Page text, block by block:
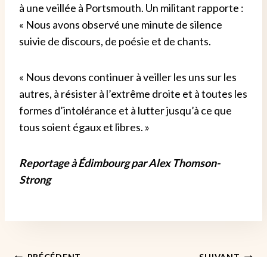
à une veillée à Portsmouth. Un militant rapporte :
« Nous avons observé une minute de silence
suivie de discours, de poésie et de chants.
« Nous devons continuer à veiller les uns sur les
autres, à résister à l’extrême droite et à toutes les
formes d’intolérance et à lutter jusqu’à ce que
tous soient égaux et libres. »
Reportage à Édimbourg par Alex Thomson-
Strong